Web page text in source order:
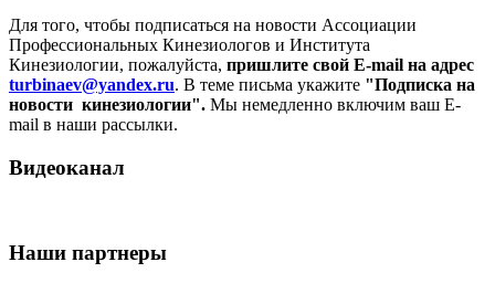
Для того, чтобы подписаться на новости Ассоциации
Профессиональных Кинезиологов и Института
Кинезиологии, пожалуйста, пришлите свой E-mail на адрес
turbinaev@yandex.ru. В теме письма укажите "Подписка на
новости кинезиологии". Мы немедленно включим ваш E-
mail в наши рассылки.
Видеоканал
Наши партнеры